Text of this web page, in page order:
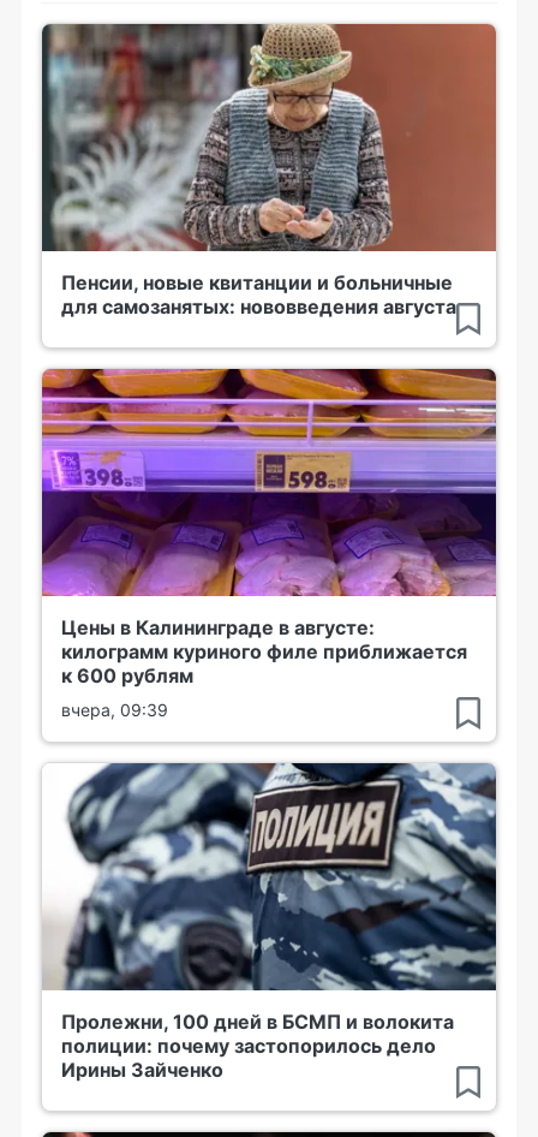
Пенсии, новые квитанции и больничные
для самозанятых: нововведения августа
Цены в Калининграде в августе:
килограмм куриного филе приближается
к 600 рублям
вчера, 09:39
Пролежни, 100 дней в БСМП и волокита
полиции: почему застопорилось дело
Ирины Зайченко